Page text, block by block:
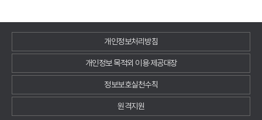
개인정보처리방침
개인정보 목적외 이용·제공대장
정보보호실천수칙
원격지원